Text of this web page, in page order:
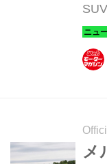
同
規
文
し
メ